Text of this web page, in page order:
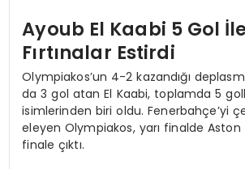
Ayoub El Kaabi 5 Gol
Fırtınalar Estirdi
Olympiakos’un 4-2 kazandığı
da 3 gol atan El Kaabi, toplamda 5
isimlerinden biri oldu. Fenerbahçe’yi
eleyen Olympiakos, yarı finalde Aston
finale çıktı.